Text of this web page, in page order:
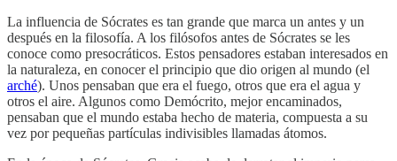
La influencia de Sócrates es tan grande que marca un antes y un
después en la filosofía. A los filósofos antes de Sócrates se les
conoce como presocráticos. Estos pensadores estaban interesados en
la naturaleza, en conocer el principio que dio origen al mundo (el
arché). Unos pensaban que era el fuego, otros que era el agua y
otros el aire. Algunos como Demócrito, mejor encaminados,
pensaban que el mundo estaba hecho de materia, compuesta a su
vez por pequeñas partículas indivisibles llamadas átomos.